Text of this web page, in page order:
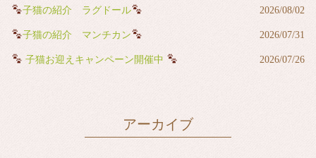
子猫の紹介 ラグドール 2026/08/02
子猫の紹介 マンチカン 2026/07/31
子猫お迎えキャンペーン開催中 2026/07/26
アーカイブ